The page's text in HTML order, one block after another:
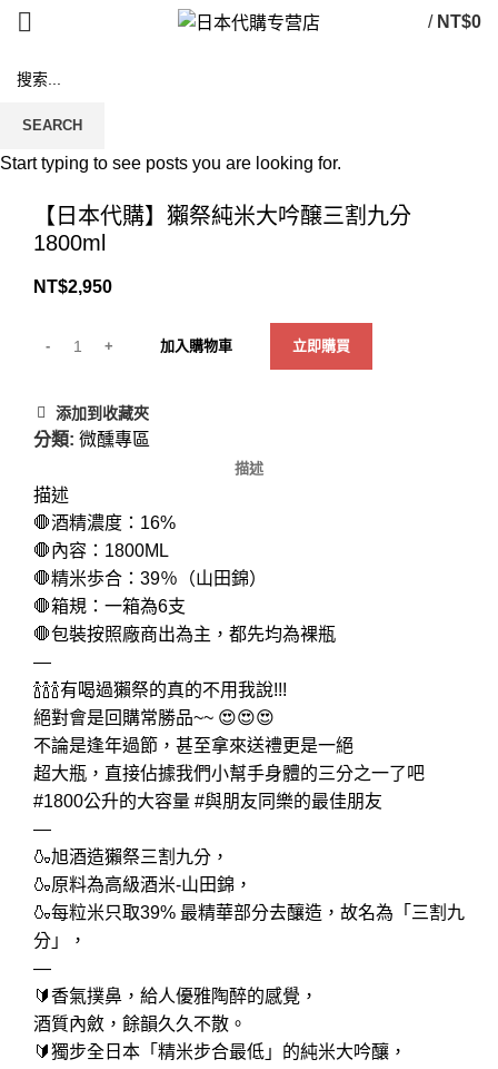
/ NT$0
【日本代購】獺祭純米大吟醸三割九分
1800ml
NT$2,950
加入購物車 立即購買
添加到收藏夾
分類: 微醺專區
描述
描述
🛑酒精濃度：16%
🛑內容：1800ML
🛑精米歩合：39％（山田錦）
🛑箱規：一箱為6支
🛑包裝按照廠商出為主，都先均為裸瓶
—
🍾🍾🍾有喝過獺祭的真的不用我說!!!
絕對會是回購常勝品~~ 😍😍😍
不論是逢年過節，甚至拿來送禮更是一絕
超大瓶，直接佔據我們小幫手身體的三分之一了吧
#1800公升的大容量 #與朋友同樂的最佳朋友
—
🍶旭酒造獺祭三割九分，
🍶原料為高級酒米-山田錦，
🍶每粒米只取39% 最精華部分去釀造，故名為「三割九
分」，
—
🔰香氣撲鼻，給人優雅陶醉的感覺，
酒質內斂，餘韻久久不散。
🔰獨步全日本「精米步合最低」的純米大吟釀，
SEARCH
Start typing to see posts you are looking for.